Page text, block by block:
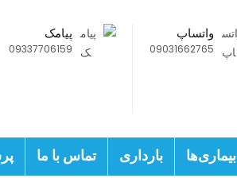
واتساپ
09031662765
پیامک
09337706159
بیماری‌ها بارداری تماس با ما